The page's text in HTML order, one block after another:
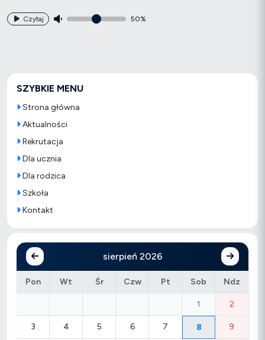
Czytaj 50%
SZYBKIE MENU
Strona główna
Aktualności
Rekrutacja
Dla ucznia
Dla rodzica
Szkoła
Kontakt
sierpień 2026
Pon Wt Śr Czw Pt Sob Ndz
1 2
3 4 5 6 7 8 9